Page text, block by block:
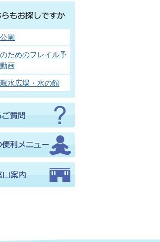
園
ためのフレイル予
画
水広場・水の館